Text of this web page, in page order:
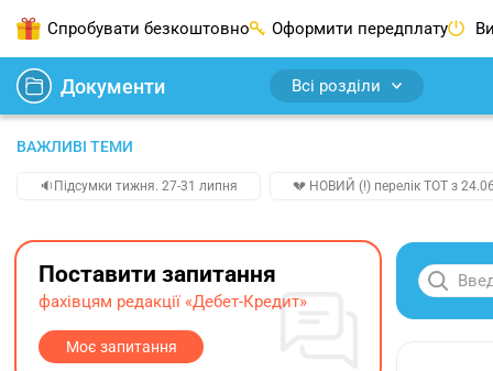
Спробувати безкоштовно Оформити передплату
Документи Всі розділи
ВАЖЛИВІ ТЕМИ
🔉Підсумки тижня. 27-31 липня 💔 НОВИЙ (!) перелік ТОТ з
Поставити запитання
фахівцям редакції «Дебет-Кредит»
Моє запитання